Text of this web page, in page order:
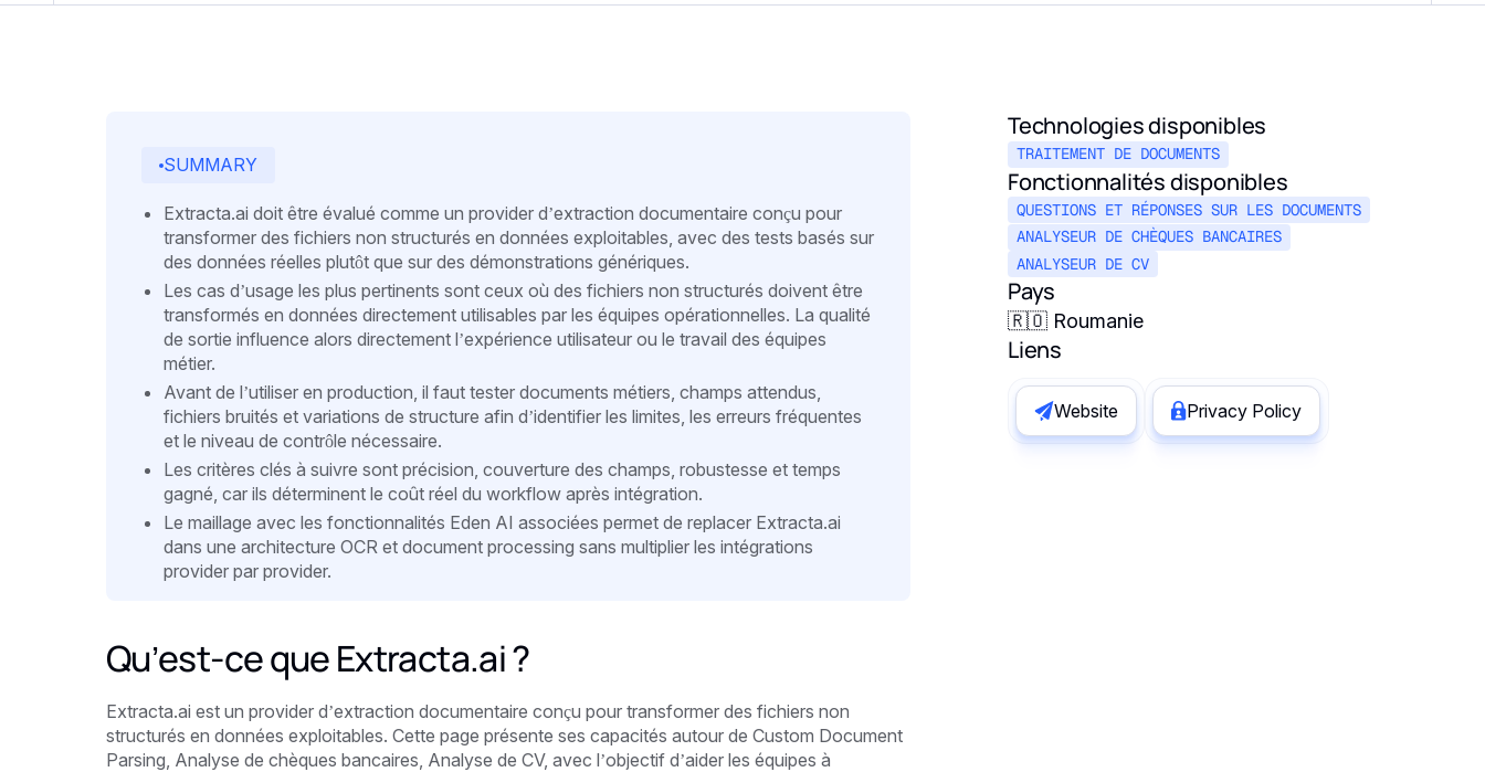
SUMMARY
Extracta.ai doit être évalué comme un provider d’extraction documentaire conçu pour
transformer des fichiers non structurés en données exploitables, avec des tests basés sur
des données réelles plutôt que sur des démonstrations génériques.
Les cas d’usage les plus pertinents sont ceux où des fichiers non structurés doivent être
transformés en données directement utilisables par les équipes opérationnelles. La qualité
de sortie influence alors directement l’expérience utilisateur ou le travail des équipes
métier.
Avant de l’utiliser en production, il faut tester documents métiers, champs attendus,
fichiers bruités et variations de structure afin d’identifier les limites, les erreurs fréquentes
et le niveau de contrôle nécessaire.
Les critères clés à suivre sont précision, couverture des champs, robustesse et temps
gagné, car ils déterminent le coût réel du workflow après intégration.
Le maillage avec les fonctionnalités Eden AI associées permet de replacer Extracta.ai
dans une architecture OCR et document processing sans multiplier les intégrations
provider par provider.
Qu’est-ce que Extracta.ai ?
Extracta.ai est un provider d’extraction documentaire conçu pour transformer des fichiers non
structurés en données exploitables. Cette page présente ses capacités autour de Custom Document
Parsing, Analyse de chèques bancaires, Analyse de CV, avec l’objectif d’aider les équipes à
Technologies disponibles
TRAITEMENT DE DOCUMENTS
Fonctionnalités disponibles
QUESTIONS ET RÉPONSES SUR LES DOCUMENTS
ANALYSEUR DE CHÈQUES BANCAIRES
ANALYSEUR DE CV
Pays
🇷🇴 Roumanie
Liens
Website Privacy Policy